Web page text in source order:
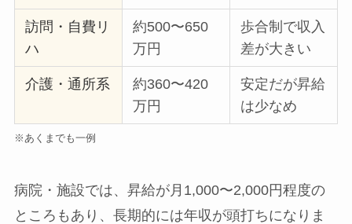
訪問・自費リ
ハ
約500〜650
万円
歩合制で収入
差が大きい
介護・通所系
約360〜420
万円
安定だが昇給
は少なめ
※あくまでも一例
病院・施設では、昇給が月1,000〜2,000円程度の
ところもあり、長期的には年収が頭打ちになりま